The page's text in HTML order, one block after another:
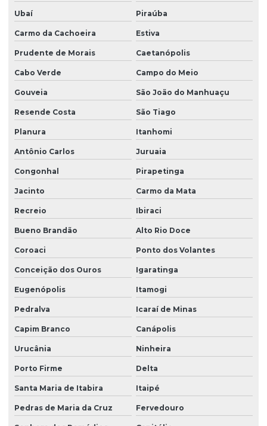
Ubaí Piraúba
Carmo da Cachoeira Estiva
Prudente de Morais Caetanópolis
Cabo Verde Campo do Meio
Gouveia São João do Manhuaçu
Resende Costa São Tiago
Planura Itanhomi
Antônio Carlos Juruaia
Congonhal Pirapetinga
Jacinto Carmo da Mata
Recreio Ibiraci
Bueno Brandão Alto Rio Doce
Coroaci Ponto dos Volantes
Conceição dos Ouros Igaratinga
Eugenópolis Itamogi
Pedralva Icaraí de Minas
Capim Branco Canápolis
Urucânia Ninheira
Porto Firme Delta
Santa Maria de Itabira Itaipé
Pedras de Maria da Cruz Fervedouro